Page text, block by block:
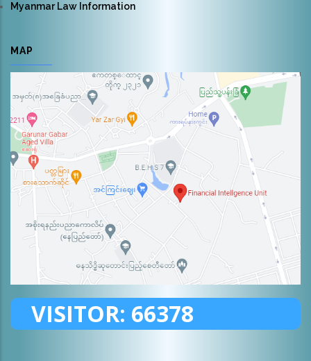
Myanmar Law Information
MAP
VISITOR: 66378